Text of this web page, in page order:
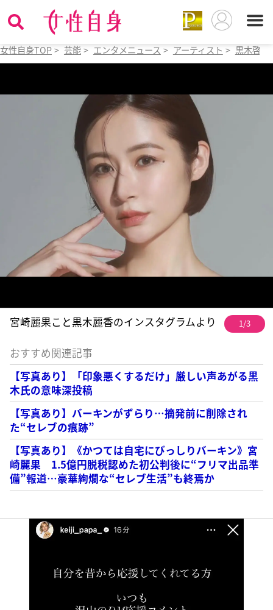
女性自身TOP > 芸能 > エンタメニュース > アーティスト > 黒木啓司
宮崎麗果こと黒木麗香のインスタグラムより 1/3
おすすめ関連記事
【写真あり】「印象悪くするだけ」厳しい声あがる黒
木氏の意味深投稿
【写真あり】バーキンがずらり…摘発前に削除され
た“セレブの痕跡”
【写真あり】《かつては自宅にびっしりバーキン》宮
崎麗果 1.5億円脱税認めた初公判後に“フリマ出品準
備”報道…豪華絢爛な“セレブ生活”も終焉か